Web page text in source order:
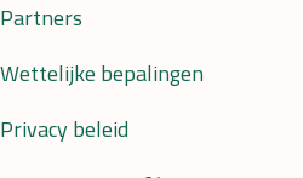
Partners
Wettelijke bepalingen
Privacy beleid